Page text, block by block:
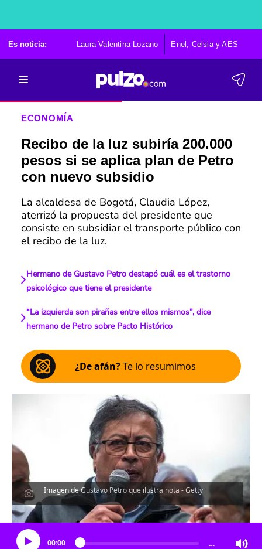
Es noticia: Laura Valentina Lozano Enel, Celsia y AES
ECONOMÍA
Recibo de la luz subiría 200.000
pesos si se aplica plan de Petro
con nuevo subsidio
La alcaldesa de Bogotá, Claudia López,
aterrizó la propuesta del presidente que
consiste en subsidiar el transporte público con
el recibo de la luz.
Hermano de Gustavo Petro destapó cuál es el trastorno
psicológico que tiene el presidente
“La izquierda son pirañas entre ellos mismos”, dice
hermano de Petro sobre Pacto Histórico
¿De afán?Te lo resumimos
Imagen de Gustavo Petro que ilustra nota - Getty
Escucha el artículo
00:00 …